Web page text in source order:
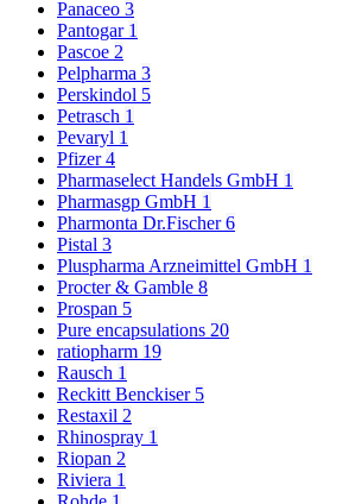
Panaceo 3
Pantogar 1
Pascoe 2
Pelpharma 3
Perskindol 5
Petrasch 1
Pevaryl 1
Pfizer4
Pharmaselect Handels GmbH 1
Pharmasgp GmbH 1
Pharmonta Dr.Fischer6
Pistal 3
Pluspharma Arzneimittel GmbH 1
Procter & Gamble 8
Prospan 5
Pure encapsulations 20
ratiopharm 19
Rausch 1
Reckitt Benckiser 5
Restaxil 2
Rhinospray 1
Riopan 2
Riviera 1